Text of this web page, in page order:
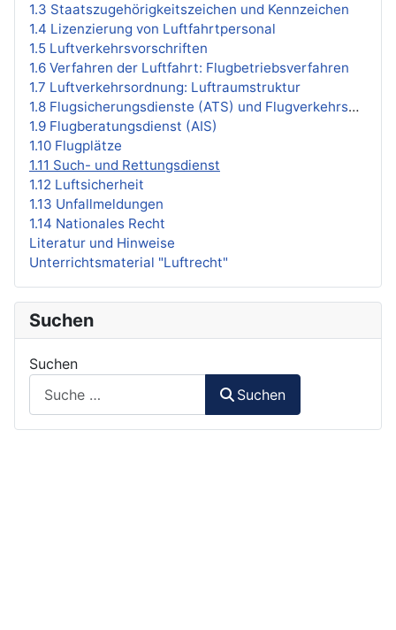
1.3 Staatszugehörigkeitszeichen und Kennzeichen
1.4 Lizenzierung von Luftfahrtpersonal
1.5 Luftverkehrsvorschriften
1.6 Verfahren der Luftfahrt: Flugbetriebsverfahren
1.7 Luftverkehrsordnung: Luftraumstruktur
1.8 Flugsicherungsdienste (ATS) und Flugverkehrsmanagement (ATM)
1.9 Flugberatungsdienst (AIS)
1.10 Flugplätze
1.11 Such- und Rettungsdienst
1.12 Luftsicherheit
1.13 Unfallmeldungen
1.14 Nationales Recht
Literatur und Hinweise
Unterrichtsmaterial "Luftrecht"
Suchen
Suchen
Suchen